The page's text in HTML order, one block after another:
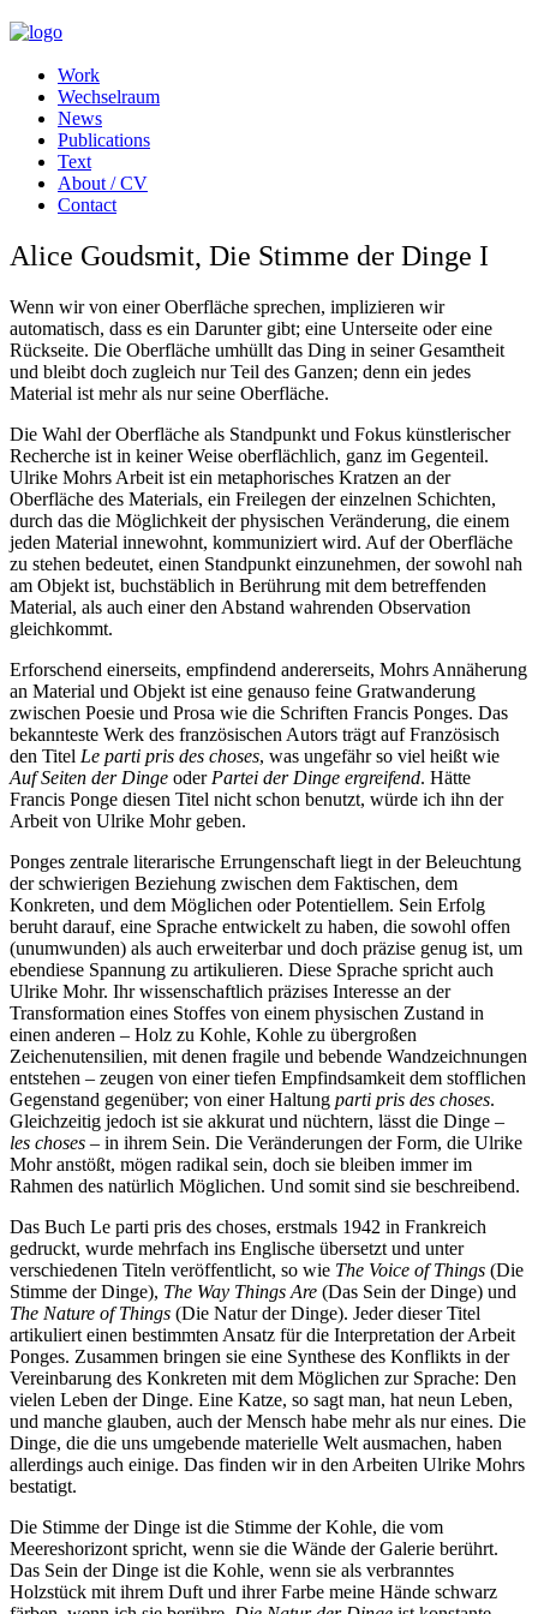
Work
Wechselraum
News
Publications
Text
About / CV
Contact
Alice Goudsmit, Die Stimme der Dinge I
Wenn wir von einer Oberfläche sprechen, implizieren wir
automatisch, dass es ein Darunter gibt; eine Unterseite oder eine
Rückseite. Die Oberfläche umhüllt das Ding in seiner Gesamtheit
und bleibt doch zugleich nur Teil des Ganzen; denn ein jedes
Material ist mehr als nur seine Oberfläche.
Die Wahl der Oberfläche als Standpunkt und Fokus künstlerischer
Recherche ist in keiner Weise oberflächlich, ganz im Gegenteil.
Ulrike Mohrs Arbeit ist ein metaphorisches Kratzen an der
Oberfläche des Materials, ein Freilegen der einzelnen Schichten,
durch das die Möglichkeit der physischen Veränderung, die einem
jeden Material innewohnt, kommuniziert wird. Auf der Oberfläche
zu stehen bedeutet, einen Standpunkt einzunehmen, der sowohl nah
am Objekt ist, buchstäblich in Berührung mit dem betreffenden
Material, als auch einer den Abstand wahrenden Observation
gleichkommt.
Erforschend einerseits, empfindend andererseits, Mohrs Annäherung
an Material und Objekt ist eine genauso feine Gratwanderung
zwischen Poesie und Prosa wie die Schriften Francis Ponges. Das
bekannteste Werk des französischen Autors trägt auf Französisch
den Titel Le parti pris des choses, was ungefähr so viel heißt wie
Auf Seiten der Dinge oder Partei der Dinge ergreifend. Hätte
Francis Ponge diesen Titel nicht schon benutzt, würde ich ihn der
Arbeit von Ulrike Mohr geben.
Ponges zentrale literarische Errungenschaft liegt in der Beleuchtung
der schwierigen Beziehung zwischen dem Faktischen, dem
Konkreten, und dem Möglichen oder Potentiellem. Sein Erfolg
beruht darauf, eine Sprache entwickelt zu haben, die sowohl offen
(unumwunden) als auch erweiterbar und doch präzise genug ist, um
ebendiese Spannung zu artikulieren. Diese Sprache spricht auch
Ulrike Mohr. Ihr wissenschaftlich präzises Interesse an der
Transformation eines Stoffes von einem physischen Zustand in
einen anderen – Holz zu Kohle, Kohle zu übergroßen
Zeichenutensilien, mit denen fragile und bebende Wandzeichnungen
entstehen – zeugen von einer tiefen Empfindsamkeit dem stofflichen
Gegenstand gegenüber; von einer Haltung parti pris des choses.
Gleichzeitig jedoch ist sie akkurat und nüchtern, lässt die Dinge –
les choses – in ihrem Sein. Die Veränderungen der Form, die Ulrike
Mohr anstößt, mögen radikal sein, doch sie bleiben immer im
Rahmen des natürlich Möglichen. Und somit sind sie beschreibend.
Das Buch Le parti pris des choses, erstmals 1942 in Frankreich
gedruckt, wurde mehrfach ins Englische übersetzt und unter
verschiedenen Titeln veröffentlicht, so wie The Voice of Things (Die
Stimme der Dinge), The Way Things Are (Das Sein der Dinge) und
The Nature of Things (Die Natur der Dinge). Jeder dieser Titel
artikuliert einen bestimmten Ansatz für die Interpretation der Arbeit
Ponges. Zusammen bringen sie eine Synthese des Konflikts in der
Vereinbarung des Konkreten mit dem Möglichen zur Sprache: Den
vielen Leben der Dinge. Eine Katze, so sagt man, hat neun Leben,
und manche glauben, auch der Mensch habe mehr als nur eines. Die
Dinge, die die uns umgebende materielle Welt ausmachen, haben
allerdings auch einige. Das finden wir in den Arbeiten Ulrike Mohrs
bestatigt.
Die Stimme der Dinge ist die Stimme der Kohle, die vom
Meereshorizont spricht, wenn sie die Wände der Galerie berührt.
Das Sein der Dinge ist die Kohle, wenn sie als verbranntes
Holzstück mit ihrem Duft und ihrer Farbe meine Hände schwarz